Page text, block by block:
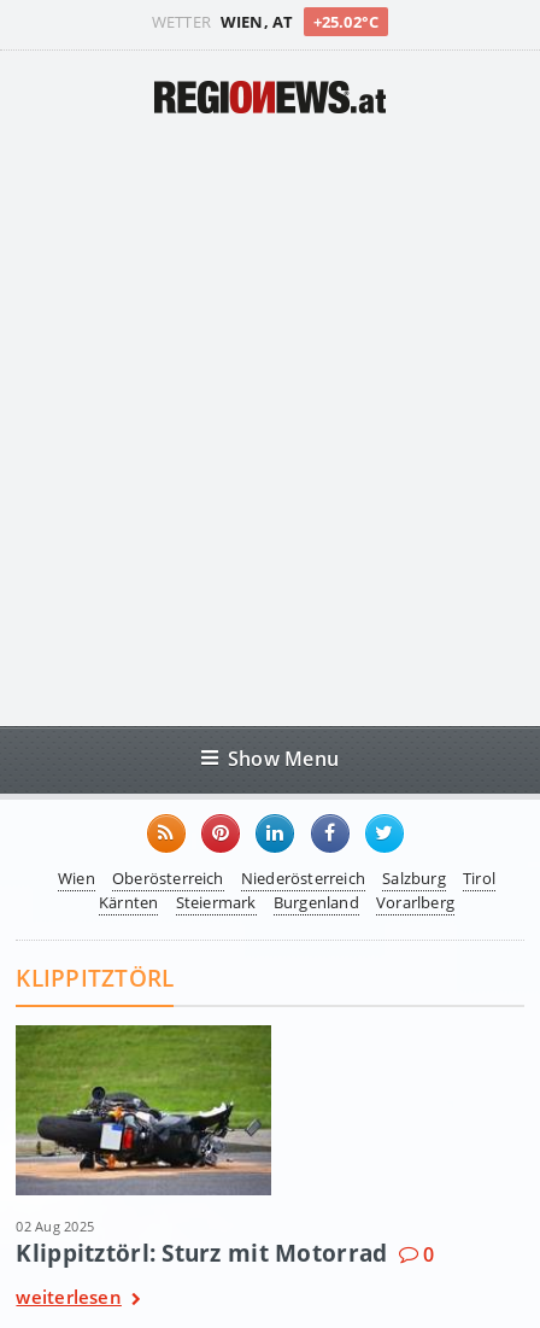
WETTER WIEN, AT +25.02°C
Show Menu
Wien Oberösterreich Niederösterreich Salzburg
Tirol
Kärnten
Steiermark Burgenland Vorarlberg
KLIPPITZTÖRL
02 Aug 2025
Klippitztörl: Sturz mit Motorrad 0
weiterlesen